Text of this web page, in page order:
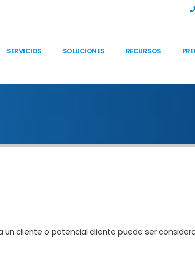
SERVICIOS SOLUCIONES RECURSOS
un cliente o potencial cliente puede ser